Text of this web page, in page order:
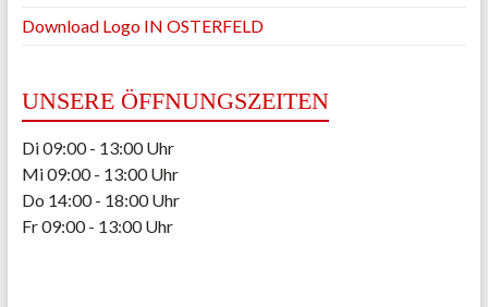
Download Logo IN OSTERFELD
UNSERE ÖFFNUNGSZEITEN
Di 09:00 - 13:00 Uhr
Mi 09:00 - 13:00 Uhr
Do 14:00 - 18:00 Uhr
Fr 09:00 - 13:00 Uhr